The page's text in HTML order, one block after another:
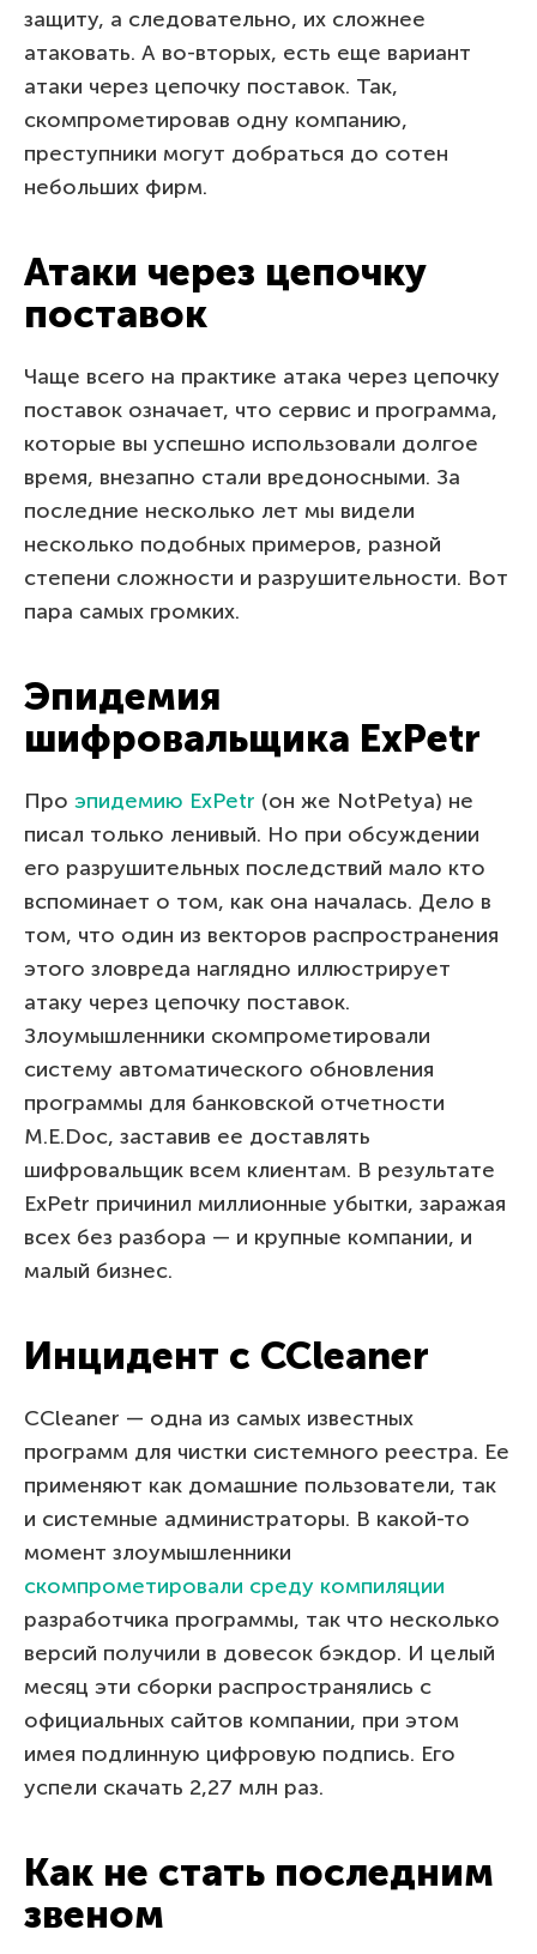
защиту, а следовательно, их сложнее
атаковать. А во-вторых, есть еще вариант
атаки через цепочку поставок. Так,
скомпрометировав одну компанию,
преступники могут добраться до сотен
небольших фирм.
Атаки через цепочку
поставок
Чаще всего на практике атака через цепочку
поставок означает, что сервис и программа,
которые вы успешно использовали долгое
время, внезапно стали вредоносными. За
последние несколько лет мы видели
несколько подобных примеров, разной
степени сложности и разрушительности. Вот
пара самых громких.
Эпидемия
шифровальщика ExPetr
Про эпидемию ExPetr (он же NotPetya) не
писал только ленивый. Но при обсуждении
его разрушительных последствий мало кто
вспоминает о том, как она началась. Дело в
том, что один из векторов распространения
этого зловреда наглядно иллюстрирует
атаку через цепочку поставок.
Злоумышленники скомпрометировали
систему автоматического обновления
программы для банковской отчетности
M.E.Doc, заставив ее доставлять
шифровальщик всем клиентам. В результате
ExPetr причинил миллионные убытки, заражая
всех без разбора — и крупные компании, и
малый бизнес.
Инцидент с CCleaner
CCleaner — одна из самых известных
программ для чистки системного реестра. Ее
применяют как домашние пользователи, так
и системные администраторы. В какой-то
момент злоумышленники
скомпрометировали среду компиляции
разработчика программы, так что несколько
версий получили в довесок бэкдор. И целый
месяц эти сборки распространялись с
официальных сайтов компании, при этом
имея подлинную цифровую подпись. Его
успели скачать 2,27 млн раз.
Как не стать последним
звеном